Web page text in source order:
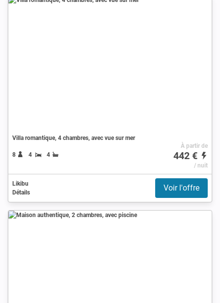
Villa romantique, 4 chambres, avec vue sur mer
8 4 4
À partir de
442 €
/ nuit
Likibu
Détails
Voir l'offre